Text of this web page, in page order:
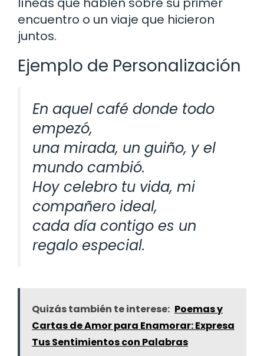
encuentro o un viaje que hicieron
juntos.
Ejemplo de Personalización
En aquel café donde todo
empezó,
una mirada, un guiño, y el
mundo cambió.
Hoy celebro tu vida, mi
compañero ideal,
cada día contigo es un
regalo especial.
Quizás también te interese: Poemas y
Cartas de Amor para Enamorar: Expresa
Tus Sentimientos con Palabras